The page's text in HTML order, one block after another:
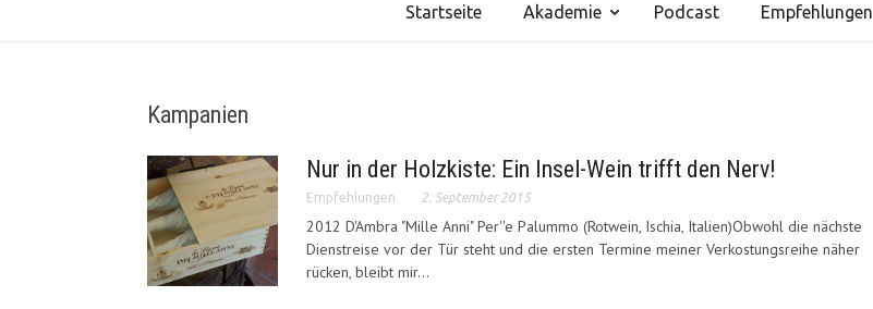
Startseite Akademie Podcast Empfehlungen
Kampanien
Nur in der Holzkiste: Ein Insel-Wein trifft den Nerv!
Empfehlungen 2. September 2015
2012 D'Ambra "Mille Anni" Per''e Palummo (Rotwein, Ischia, Italien)Obwohl die nächste
Dienstreise vor der Tür steht und die ersten Termine meiner Verkostungsreihe näher
rücken, bleibt mir...